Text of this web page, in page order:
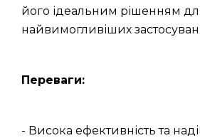
його ідеальним рішенням
найвимогливіших
Переваги:
- Висока ефективність та